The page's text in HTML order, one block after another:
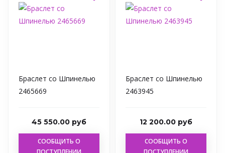
Браслет со Шпинелью
2465669
45 550.00 руб
СООБЩИТЬ О
Браслет со Шпинелью
2463945
12 200.00 руб
СООБЩИТЬ О